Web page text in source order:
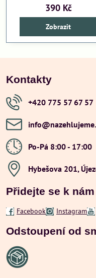
390 Kč
Zobrazit
Kontakty
+420 775 57 67 57
Po-Pá 8:00 - 17:00
Hybešova 201,
Přidejte se k nám
Facebook Instagram
Odstoupení od